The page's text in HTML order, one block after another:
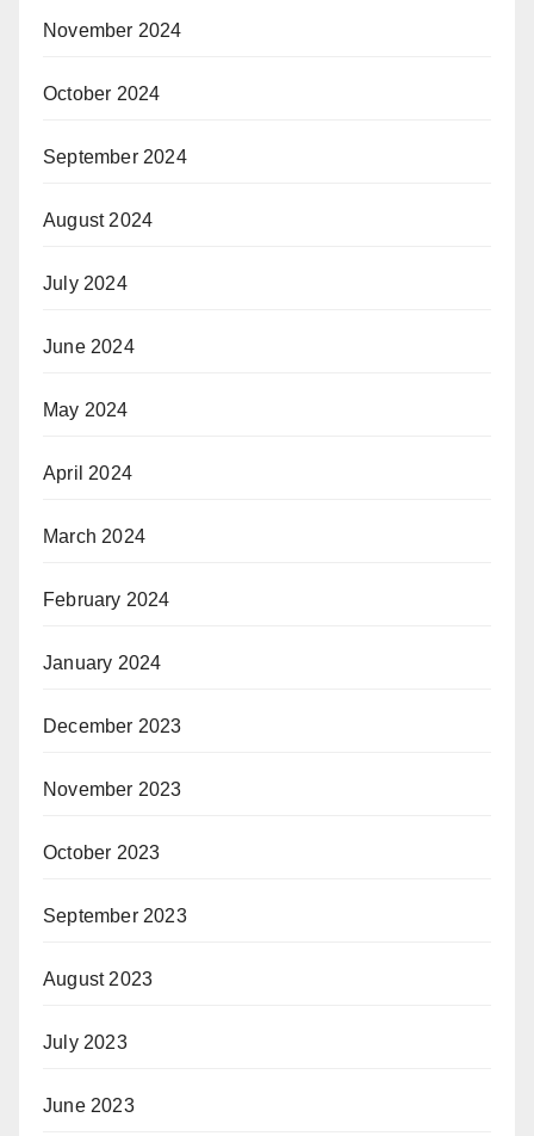
November 2024
October 2024
September 2024
August 2024
July 2024
June 2024
May 2024
April 2024
March 2024
February 2024
January 2024
December 2023
November 2023
October 2023
September 2023
August 2023
July 2023
June 2023